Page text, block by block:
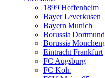
1899 Hoffenheim
Bayer Leverkusen
Bayern Munich
Borussia Dortmund
Borussia
Eintracht Frankfurt
FC Augsburg
FC Koln